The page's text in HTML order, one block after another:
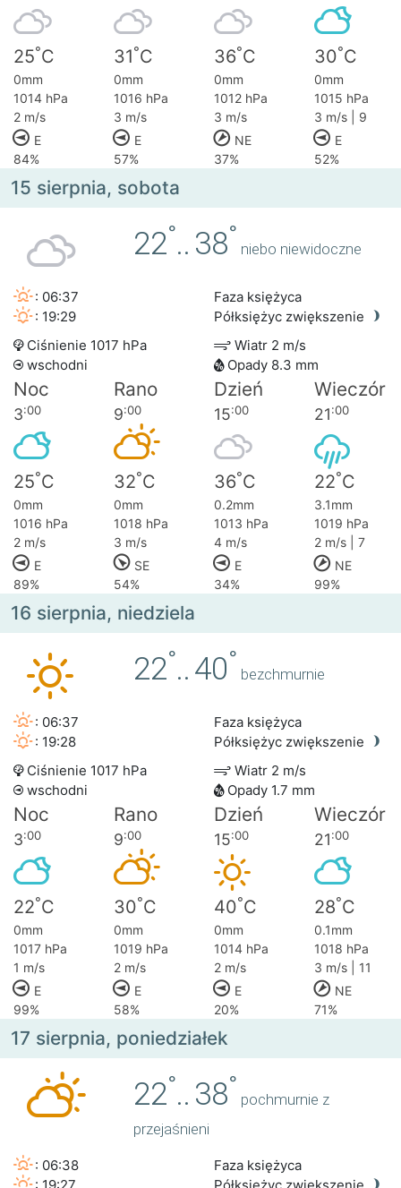
25°C 31°C 36°C 30°C
0mm 0mm 0mm
0mm
1014 hPa
1016 hPa 1012 hPa
1015 hPa
2 m/s
3 m/s 3 m/s
3 m/s | 9
E
E NE
E
84%
57% 37% 52%
15 sierpnia, sobota
22°.. 38°
niebo niewidoczne
: 06:37
: 19:29
Faza księżyca
Półksiężyc zwiększenie
Ciśnienie 1017 hPa
Wiatr 2 m/s
wschodni
Opady 8.3 mm
Noc Rano Dzień Wieczór
3:00 9:00 15:00 21:00
25°C 32°C 36°C 22°C
0mm 0mm 0.2mm
3.1mm
1016 hPa
1018 hPa 1013 hPa
1019 hPa
2 m/s
3 m/s 4 m/s
2 m/s | 7
E
SE E
NE
89%
54% 34% 99%
16 sierpnia, niedziela
22°..40°
bezchmurnie
: 06:37
: 19:28
Faza księżyca
Półksiężyc zwiększenie
Ciśnienie 1017 hPa
Wiatr 2 m/s
wschodni
Opady 1.7 mm
Noc Rano Dzień Wieczór
3:00 9:00 15:00 21:00
22°C 30°C 40°C 28°C
0mm 0mm 0mm
0.1mm
1017 hPa
1019 hPa 1014 hPa
1018 hPa
1 m/s
2 m/s 2 m/s
3 m/s | 11
E
E E
NE
99%
58% 20% 71%
17 sierpnia, poniedziałek
22°.. 38°
pochmurnie z
przejaśnieni
: 06:38
Faza księżyca